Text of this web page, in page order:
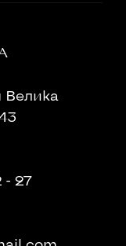
Велика
- 27